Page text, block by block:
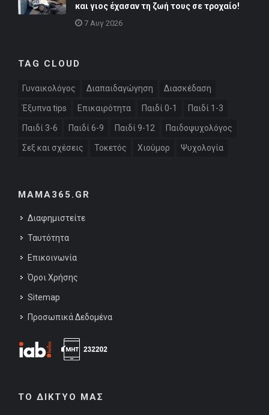
και γιος έχασαν τη ζωή τους σε τροχαίο!
7 Αυγ 2026
TAG CLOUD
Γυναικολόγος Διαπαιδαγώγηση Διασκέδαση
Έξυπνα tips Επικαιρότητα Παιδί 0-1 Παιδί 1-3
Παιδί 3-6 Παιδί 6-9 Παιδί 9-12 Παιδοψυχολόγος
Σεξ και σχέσεις Τοκετός Χιούμορ Ψυχολογία
MAMA365.GR
Διαφημιστείτε
Ταυτότητα
Επικοινωνία
Όροι Χρήσης
Sitemap
Προσωπικά Δεδομένα
ΤΟ ΔΙΚΤΥΟ ΜΑΣ